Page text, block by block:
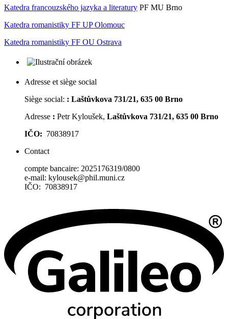
Katedra francouzského jazyka a literatury PF MU Brno
Katedra romanistiky FF UP Olomouc
Katedra romanistiky FF OU Ostrava
Adresse et siège social
Siège social: : Laštůvkova 731/21, 635 00 Brno
Adresse : Petr Kyloušek, Laštůvkova 731/21, 635 00 Brno
IČO: 70838917
Contact
compte bancaire: 2025176319/0800
e-mail: kylousek@phil.muni.cz
IČO: 70838917